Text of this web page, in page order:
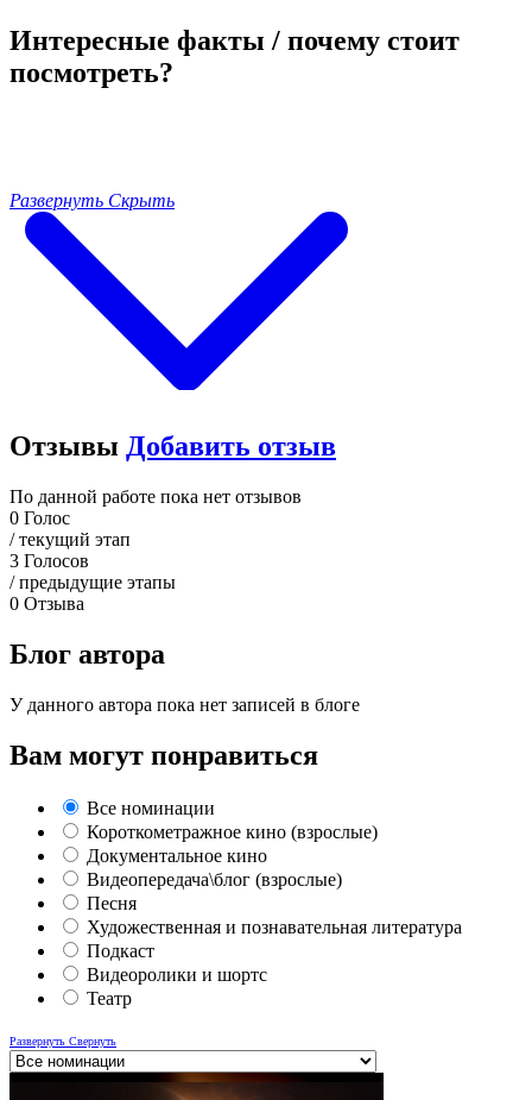
Интересные факты / почему стоит
посмотреть?
Развернуть Скрыть
Отзывы Добавить отзыв
По данной работе пока нет отзывов
0 Голос
/ текущий этап
3 Голосов
/ предыдущие этапы
0 Отзыва
Блог автора
У данного автора пока нет записей в блоге
Вам могут понравиться
Все номинации
Короткометражное кино (взрослые)
Документальное кино
Видеопередача\блог (взрослые)
Песня
Художественная и познавательная литература
Подкаст
Видеоролики и шортс
Театр
Развернуть Свернуть